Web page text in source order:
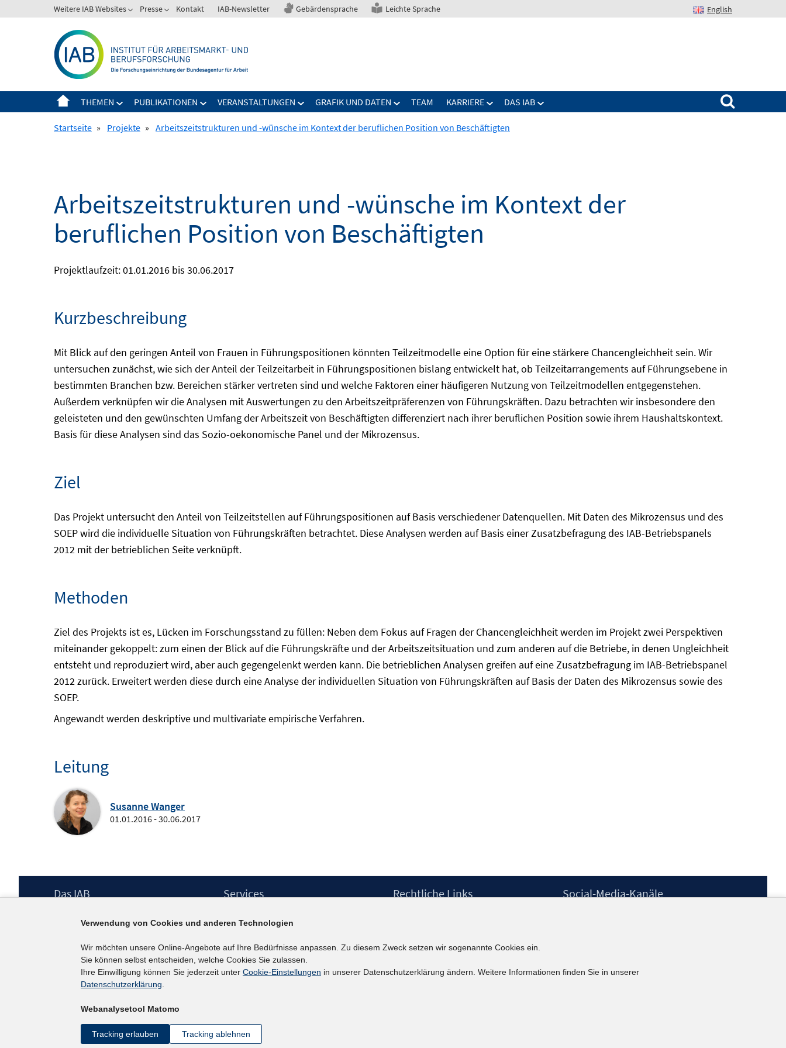
zum
Weitere IAB Websites Presse Kontakt IAB-Newsletter Gebärdensprache Leichte Sprache English
THEMEN PUBLIKATIONEN VERANSTALTUNGEN GRAFIK UND DATEN TEAM KARRIERE DAS IAB
Suchen nach:
Startseite » Projekte » Arbeitszeitstrukturen und -wünsche im Kontext der beruflichen Position von Beschäftigten
Arbeitszeitstrukturen und -wünsche im Kontext der
beruflichen Position von Beschäftigten
Projektlaufzeit: 01.01.2016 bis 30.06.2017
Kurzbeschreibung
Mit Blick auf den geringen Anteil von Frauen in Führungspositionen könnten Teilzeitmodelle eine Option für eine stärkere Chancengleichheit sein. Wir
untersuchen zunächst, wie sich der Anteil der Teilzeitarbeit in Führungspositionen bislang entwickelt hat, ob Teilzeitarrangements auf Führungsebene in
bestimmten Branchen bzw. Bereichen stärker vertreten sind und welche Faktoren einer häufigeren Nutzung von Teilzeitmodellen entgegenstehen.
Außerdem verknüpfen wir die Analysen mit Auswertungen zu den Arbeitszeitpräferenzen von Führungskräften. Dazu betrachten wir insbesondere den
geleisteten und den gewünschten Umfang der Arbeitszeit von Beschäftigten differenziert nach ihrer beruflichen Position sowie ihrem Haushaltskontext.
Basis für diese Analysen sind das Sozio-oekonomische Panel und der Mikrozensus.
Ziel
Das Projekt untersucht den Anteil von Teilzeitstellen auf Führungspositionen auf Basis verschiedener Datenquellen. Mit Daten des Mikrozensus und des
SOEP wird die individuelle Situation von Führungskräften betrachtet. Diese Analysen werden auf Basis einer Zusatzbefragung des IAB-Betriebspanels
2012 mit der betrieblichen Seite verknüpft.
Methoden
Ziel des Projekts ist es, Lücken im Forschungsstand zu füllen: Neben dem Fokus auf Fragen der Chancengleichheit werden im Projekt zwei Perspektiven
miteinander gekoppelt: zum einen der Blick auf die Führungskräfte und der Arbeitszeitsituation und zum anderen auf die Betriebe, in denen Ungleichheit
entsteht und reproduziert wird, aber auch gegengelenkt werden kann. Die betrieblichen Analysen greifen auf eine Zusatzbefragung im IAB-Betriebspanel
2012 zurück. Erweitert werden diese durch eine Analyse der individuellen Situation von Führungskräften auf Basis der Daten des Mikrozensus sowie des
SOEP.
Angewandt werden deskriptive und multivariate empirische Verfahren.
Leitung
Susanne Wanger
01.01.2016 - 30.06.2017
Footer
Das IAB
Berufsforschung (IAB) – unser Leitbild
Institutsleitung
Graduiertenprogramm
Befragungen
Projekte
Services
IAB-Newsletter
Kontakt
Rechtliche Links
Erklärung zur Barrierefreiheit
Social-Media-Kanäle
kununu
Verwendung von Cookies und anderen Technologien
Wir möchten unsere Online-Angebote auf Ihre Bedürfnisse anpassen. Zu diesem Zweck setzen wir sogenannte Cookies ein.
Sie können selbst entscheiden, welche Cookies Sie zulassen.
Ihre Einwilligung können Sie jederzeit unter Cookie-Einstellungen in unserer Datenschutzerklärung ändern. Weitere Informationen finden Sie in unserer
Datenschutzerklärung.
Webanalysetool Matomo
Tracking erlauben Tracking ablehnen